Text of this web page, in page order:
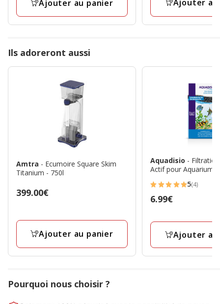
Ajouter au panier Ajouter
Ils adoreront aussi
Amtra - Ecumoire Square Skim
Titanium - 750l
Prix
399.00€
Ajouter au panier
Aquadisio -
Actif pour Aquarium -
5
étoiles
4
5(4)
Prix
6.99€
Ajouter
Pourquoi nous choisir ?